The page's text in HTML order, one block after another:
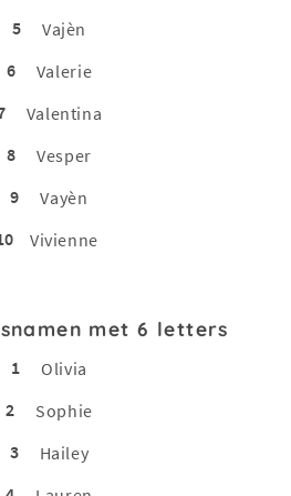
5
Vajèn
6
Valerie
Valentina
8
Vesper
9
Vayèn
Vivienne
met 6 letters
1
Olivia
2
Sophie
3
Hailey